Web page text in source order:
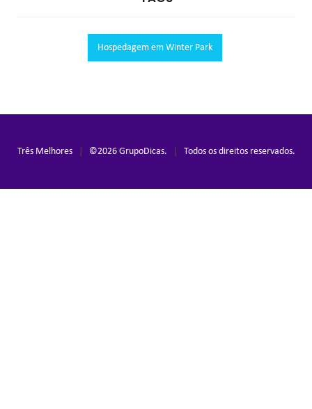
Hospedagem em Winter Park
Três Melhores ©2026GrupoDicas. Todos os direitos reservados.